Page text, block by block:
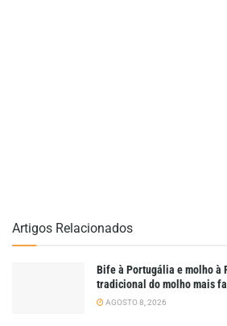
Artigos Relacionados
Bife à Portugália e molho à
tradicional do molho mais
AGOSTO 8, 2026